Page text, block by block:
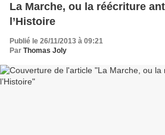
La Marche, ou la réécriture
l’Histoire
Publié le 26/11/2013 à 09:21
Par Thomas Joly